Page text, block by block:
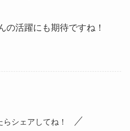
の活躍にも期待ですね！
らシェアしてね！